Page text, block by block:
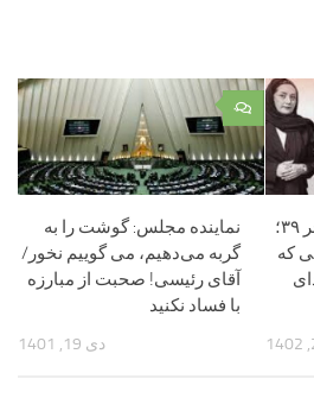
۰
نماینده مجلس: گوشت را به
گربه می‌دهیم، می گوییم نخور/
آقای رئیسی! صحبت از مبارزه
با فساد نکنید
دی 19, 1401
همنشینی با موسیقی فجر ۳۹؛
که